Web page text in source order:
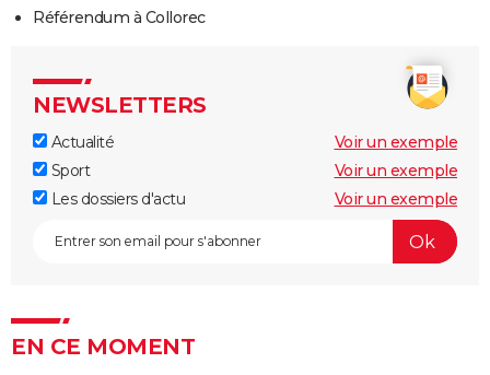
Référendum à Collorec
NEWSLETTERS
Actualité
Voir un exemple
Sport
Voir un exemple
Les dossiers d'actu
Voir un exemple
EN CE MOMENT